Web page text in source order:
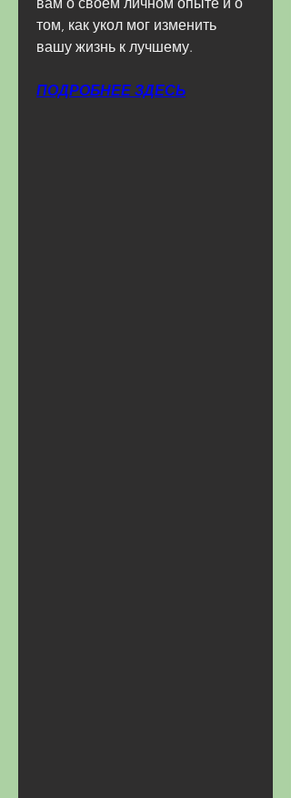
вам о своем личном опыте и о
том, как укол мог изменить
вашу жизнь к лучшему.
ПОДРОБНЕЕ ЗДЕСЬ